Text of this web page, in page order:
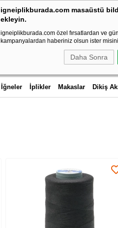
igneiplikburada.com masaüstü
ekleyin.
igneiplikburada.com özel fırsatlardan ve
kampanyalardan haberiniz olsun ister
Daha Sonra
İğneler İplikler Makaslar Dikiş